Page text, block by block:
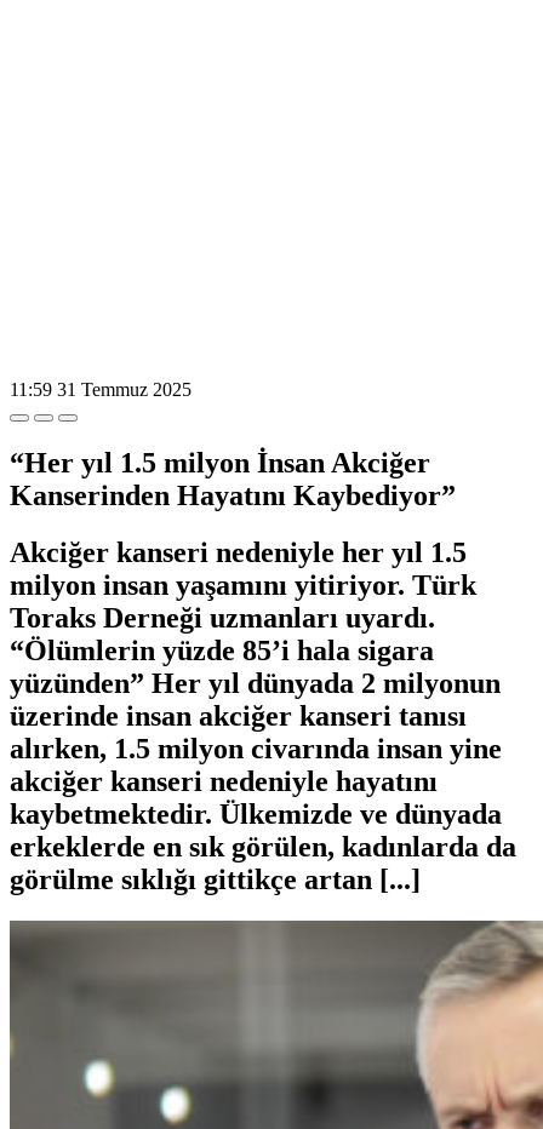
11:59 31 Temmuz 2025
“Her yıl 1.5 milyon İnsan Akciğer
Kanserinden Hayatını Kaybediyor”
Akciğer kanseri nedeniyle her yıl 1.5
milyon insan yaşamını yitiriyor. Türk
Toraks Derneği uzmanları uyardı.
“Ölümlerin yüzde 85’i hala sigara
yüzünden” Her yıl dünyada 2 milyonun
üzerinde insan akciğer kanseri tanısı
alırken, 1.5 milyon civarında insan yine
akciğer kanseri nedeniyle hayatını
kaybetmektedir. Ülkemizde ve dünyada
erkeklerde en sık görülen, kadınlarda da
görülme sıklığı gittikçe artan [...]